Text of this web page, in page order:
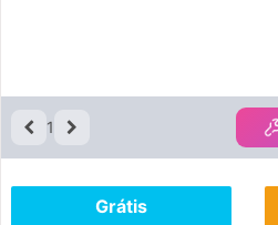
1
Grátis